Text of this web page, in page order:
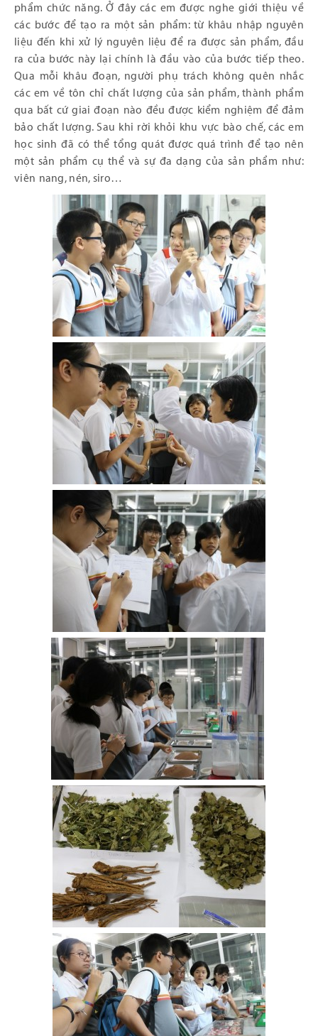
phẩm chức năng. Ở đây các em được nghe giới thiệu về
các bước để tạo ra một sản phẩm: từ khâu nhập nguyên
liệu đến khi xử lý nguyên liệu để ra được sản phẩm, đầu
ra của bước này lại chính là đầu vào của bước tiếp theo.
Qua mỗi khâu đoạn, người phụ trách không quên nhắc
các em về tôn chỉ chất lượng của sản phẩm, thành phẩm
qua bất cứ giai đoạn nào đều được kiểm nghiệm để đảm
bảo chất lượng. Sau khi rời khỏi khu vực bào chế, các em
học sinh đã có thể tổng quát được quá trình để tạo nên
một sản phẩm cụ thể và sự đa dạng của sản phẩm như:
viên nang, nén, siro…